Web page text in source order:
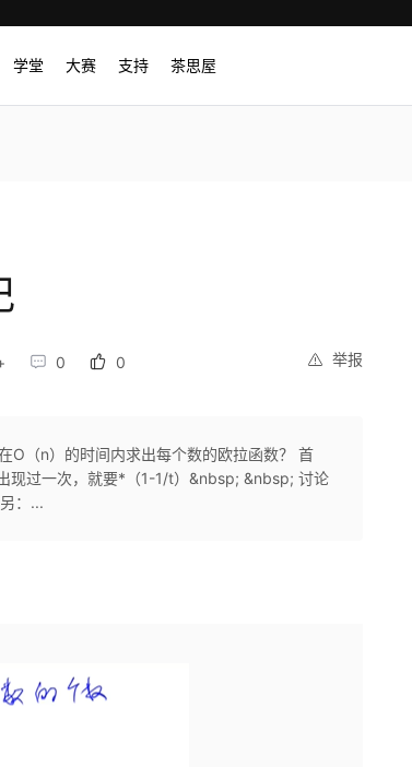
学堂 大赛 支持 茶思屋
举报
0 0
O（n）的时间内求出每个数的欧拉函数？ 首
现过一次，就要*（1-1/t）&nbsp; &nbsp; 讨论
：...